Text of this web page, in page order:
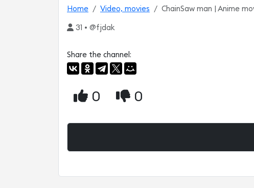
Home Video, movies ChainSaw man | Anime
31 • @fjdak
Share the channel:
0 0